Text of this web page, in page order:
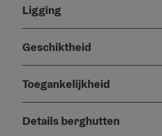
Ligging
Geschiktheid
Toegankelijkheid
Details berghutten